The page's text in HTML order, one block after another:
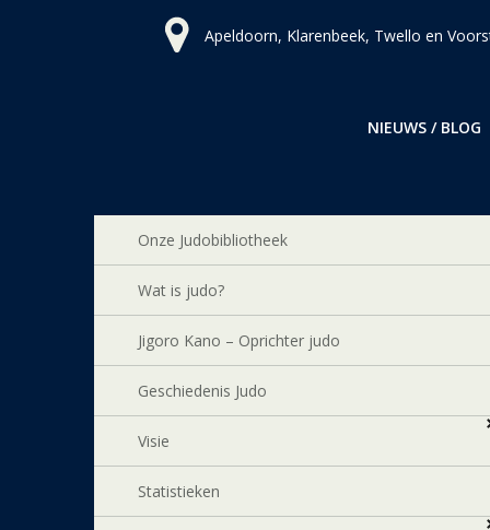
Apeldoorn, Klarenbeek, Twello en
NIEUWS / BLOG
Onze Judobibliotheek
Wat is judo?
Jigoro Kano – Oprichter judo
Geschiedenis Judo
Visie
Statistieken